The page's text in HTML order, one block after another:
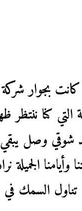
كانت بجوار
التي كنا
شوقي وصل
وأيامنا
السمك في